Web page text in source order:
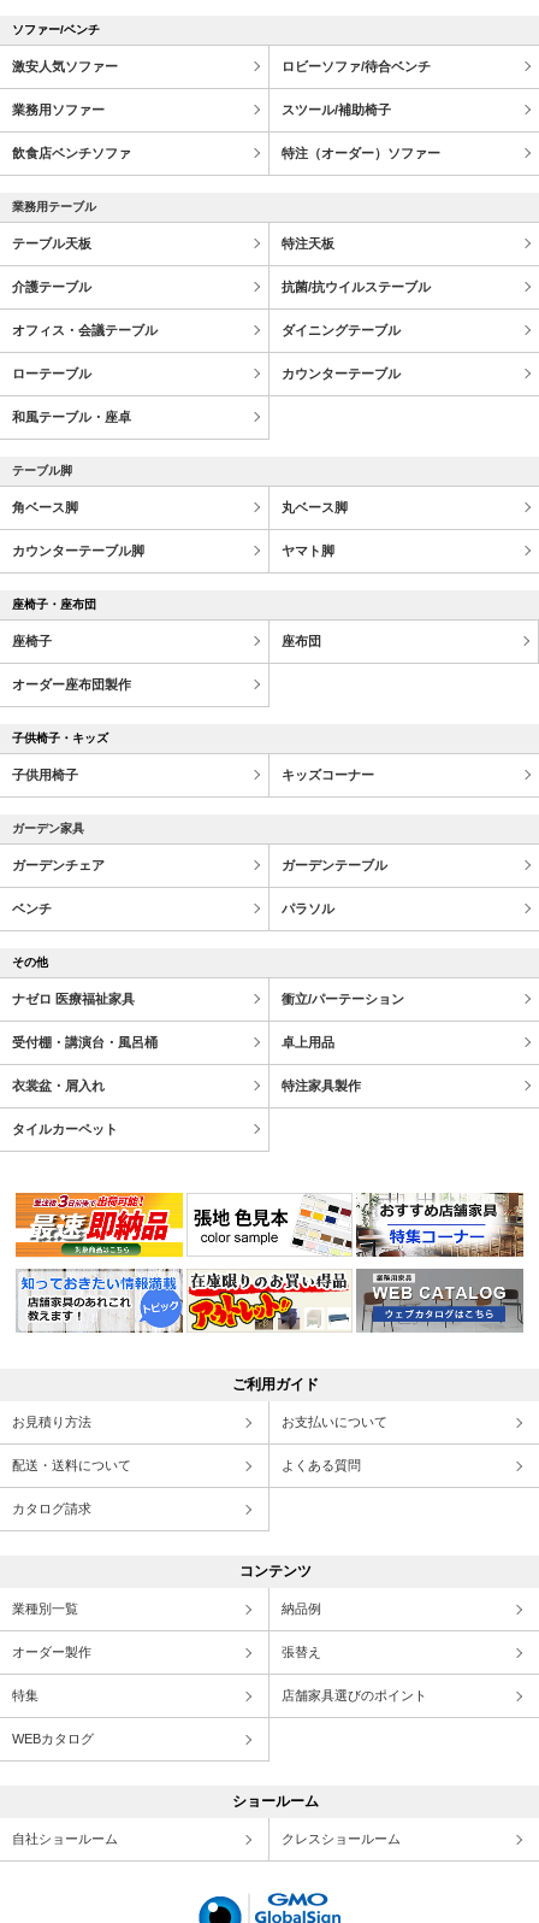
ソファー/ベンチ
激安人気ソファー ロビーソファ/待合ベンチ
業務用ソファー スツール/補助椅子
飲食店ベンチソファ 特注（オーダー）ソファー
業務用テーブル
テーブル天板 特注天板
介護テーブル 抗菌/抗ウイルステーブル
オフィス・会議テーブル ダイニングテーブル
ローテーブル カウンターテーブル
和風テーブル・座卓
テーブル脚
角ベース脚 丸ベース脚
カウンターテーブル脚 ヤマト脚
座椅子・座布団
座椅子 座布団
オーダー座布団製作
子供椅子・キッズ
子供用椅子 キッズコーナー
ガーデン家具
ガーデンチェア ガーデンテーブル
ベンチ パラソル
その他
ナゼロ 医療福祉家具 衝立/パーテーション
受付棚・講演台・風呂桶 卓上用品
衣裳盆・屑入れ 特注家具製作
タイルカーペット
ご利用ガイド
お見積り方法 お支払いについて
配送・送料について よくある質問
カタログ請求
コンテンツ
業種別一覧 納品例
オーダー製作 張替え
特集 店舗家具選びのポイント
WEBカタログ
ショールーム
自社ショールーム クレスショールーム